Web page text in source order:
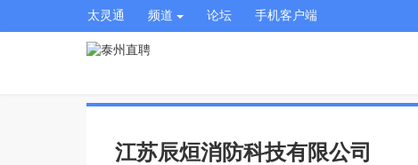
太灵通 频道 论坛 手机客户端
江苏辰烜消防科技有限公司